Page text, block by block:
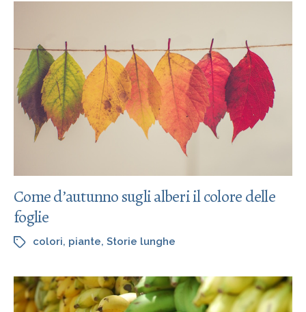
Come d’autunno sugli alberi il colore delle
foglie
colori, piante, Storie lunghe